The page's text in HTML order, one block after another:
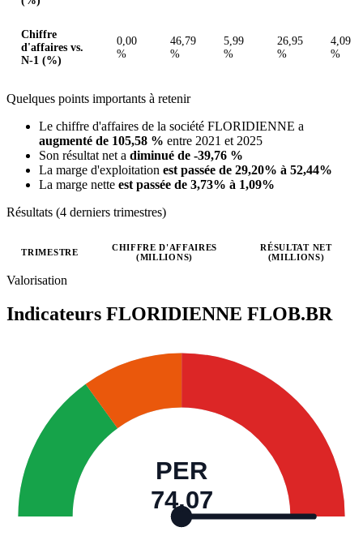
Chiffre
d'affaires vs.
N-1 (%)
0,00
%
46,79
%
5,99
%
26,95
%
4,09
%
Quelques points importants à retenir
Le chiffre d'affaires de la société FLORIDIENNE a
augmenté de 105,58 % entre 2021 et 2025
Son résultat net a diminué de -39,76 %
La marge d'exploitation est passée de 29,20% à 52,44%
La marge nette est passée de 3,73% à 1,09%
Résultats (4 derniers trimestres)
Valeurs trimestrielles en millions (euro)
TRIMESTRE
CHIFFRE D'AFFAIRES
(MILLIONS)
RÉSULTAT NET
(MILLIONS)
Valorisation
Indicateurs FLORIDIENNE FLOB.BR
PER
74,07